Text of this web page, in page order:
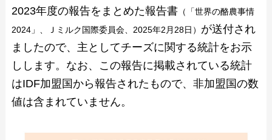
2023年度の報告をまとめた報告書（「世界の酪農事情
2024」、Ｊミルク国際委員会、2025年2月28日） が送付され
ましたので、主としてチーズに関する統計をお示
しします。なお、この報告に掲載されている統計
はIDF加盟国から報告されたもので、非加盟国の数
値は含まれていません。